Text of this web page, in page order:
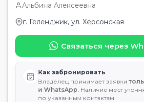
Альбина Алексеевна
г. Геленджик, ул. Херсонская
Связаться через
Как забронировать
Владелец принимает заявки
и WhatsApp . Наличие мест
по указанным контактам.